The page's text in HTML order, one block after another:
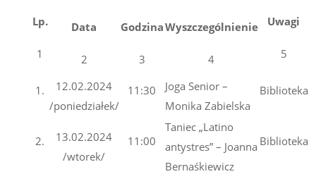
Lp. Data GodzinaWyszczególnienie Uwagi
1 2 3 4 5
1.
12.02.2024
/poniedziałek/
11:30
Joga Senior –
Monika Zabielska
Biblioteka
2.
13.02.2024
/wtorek/
11:00
Taniec „Latino
antystres” – Joanna
Bernaśkiewicz
Biblioteka